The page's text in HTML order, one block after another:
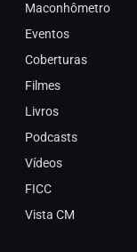
Maconhômetro
Eventos
Coberturas
Filmes
Livros
Podcasts
Vídeos
FICC
Vista CM